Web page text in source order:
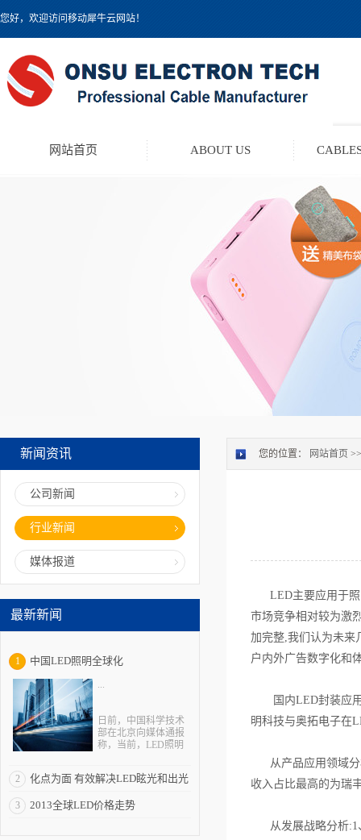
您好，欢迎访问移动犀牛云网站！
网站首页 ABOUT US
新闻资讯
公司新闻
行业新闻
媒体报道
最新新闻
1 中国LED照明全球化
...
日前，中国科学技术
部在北京向媒体通报
称，当前，LED照明
应，被全球多个国家
业。“LED照明是一个
2 化点为面 有效解决LED眩光和出光
效率低问题
3 2013全球LED价格走势
您的位置： 网站首页 >>
LED主要应用于照
市场竞争相对较为激
加完整,我们认为未来
户内外广告数字化和
国内LED封装应用
明科技与奥拓电子在
从产品应用领域分
收入占比最高的为瑞
从发展战略分析:1